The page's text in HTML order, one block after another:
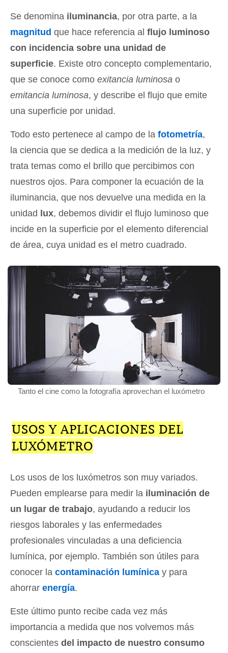
Se denomina iluminancia, por otra parte, a la
magnitud que hace referencia al flujo luminoso
con incidencia sobre una unidad de
superficie. Existe otro concepto complementario,
que se conoce como exitancia luminosa o
emitancia luminosa, y describe el flujo que emite
una superficie por unidad.
Todo esto pertenece al campo de la fotometría,
la ciencia que se dedica a la medición de la luz, y
trata temas como el brillo que percibimos con
nuestros ojos. Para componer la ecuación de la
iluminancia, que nos devuelve una medida en la
unidad lux, debemos dividir el flujo luminoso que
incide en la superficie por el elemento diferencial
de área, cuya unidad es el metro cuadrado.
Tanto el cine como la fotografía aprovechan el luxómetro
USOS Y APLICACIONES DEL
LUXÓMETRO
Los usos de los luxómetros son muy variados.
Pueden emplearse para medir la iluminación de
un lugar de trabajo, ayudando a reducir los
riesgos laborales y las enfermedades
profesionales vinculadas a una deficiencia
lumínica, por ejemplo. También son útiles para
conocer la contaminación lumínica y para
ahorrar energía.
Este último punto recibe cada vez más
importancia a medida que nos volvemos más
conscientes del impacto de nuestro consumo